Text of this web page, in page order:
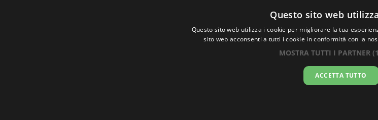
Ora
Questo sito web
Questo sito web utilizza i cookie per migliorare la tua
sito web acconsenti a tutti i cookie in conformità con la
MOSTRA TUTTI I PARTNER
ACCETTA TUTTO